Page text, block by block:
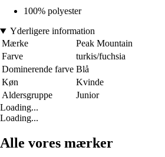
100% polyester
Yderligere information
Mærke
Peak Mountain
Farve
turkis/fuchsia
Dominerende farve Blå
Køn
Kvinde
Aldersgruppe
Junior
Loading...
Loading...
Alle vores mærker